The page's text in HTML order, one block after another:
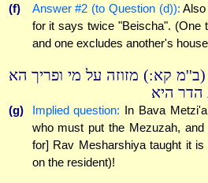
(f) Answer #2 (to Question (d)):
for it says twice "Beischa". (One
and one excludes another's
קא:) מזוזה על מי ופריך הא
היא
(g) Implied question: In Bava
who must put the Mezuzah,
for] Rav Mesharshiya taught it
on the resident)!